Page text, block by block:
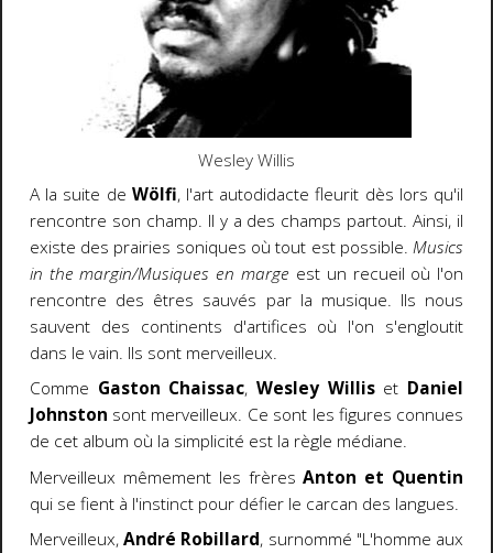
Wesley Willis
A la suite de Wölfi, l'art autodidacte fleurit dès lors qu'il
rencontre son champ. Il y a des champs partout. Ainsi, il
existe des prairies soniques où tout est possible. Musics
in the margin/Musiques en marge est un recueil où l'on
rencontre des êtres sauvés par la musique. Ils nous
sauvent des continents d'artifices où l'on s'engloutit
dans le vain. Ils sont merveilleux.
Comme Gaston Chaissac, Wesley Willis et Daniel
Johnston sont merveilleux. Ce sont les figures connues
de cet album où la simplicité est la règle médiane.
Merveilleux mêmement les frères Anton et Quentin
qui se fient à l'instinct pour défier le carcan des langues.
Merveilleux, André Robillard, surnommé "L'homme aux